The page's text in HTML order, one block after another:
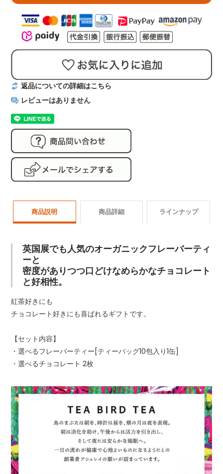
返品についての詳細はこちら
レビューはありません
商品説明
英国展でも人気のオーガニックフレーバーティ
ーと
密度がありつつ口どけなめらかなチョコレート
と好相性。
紅茶好きにも
チョコレート好きにも喜ばれるギフトです。
【セット内容】
・選べるフレーバーティー[ティーバッグ10包入り1缶]
・選べるチョコレート 2枚
商品詳細
商品番号 giftset002
製造元 薬糧開発株式会社
商品サイズ 各商品ページでご確認お願
保存方法
高温多湿を避け、6℃以上
保存してください。
※チョコレートは高温にな
け、冷えると白く固まるこ
風味は劣りますが、召し上
わりはありません。
ラインナップ
ギフトセット ラインナップ
プロセッコ
レート
オーガニックワ
インと
ローストビーフ
[300g]